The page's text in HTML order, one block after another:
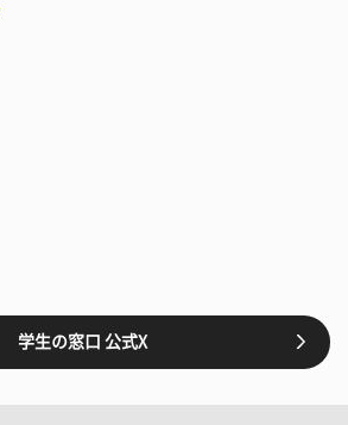
学生の窓口 公式X